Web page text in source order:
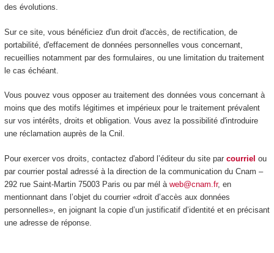
des évolutions.
Sur ce site, vous bénéficiez d'un droit d'accès, de rectification, de
portabilité, d'effacement de données personnelles vous concernant,
recueillies notamment par des formulaires, ou une limitation du traitement
le cas échéant.
Vous pouvez vous opposer au traitement des données vous concernant à
moins que des motifs légitimes et impérieux pour le traitement prévalent
sur vos intérêts, droits et obligation. Vous avez la possibilité d'introduire
une réclamation auprès de la Cnil.
Pour exercer vos droits, contactez d'abord l’éditeur du site par courriel ou
par courrier postal adressé à la direction de la communication du Cnam –
292 rue Saint-Martin 75003 Paris ou par mél à web@cnam.fr, en
mentionnant dans l’objet du courrier «droit d’accès aux données
personnelles», en joignant la copie d’un justificatif d’identité et en précisant
une adresse de réponse.